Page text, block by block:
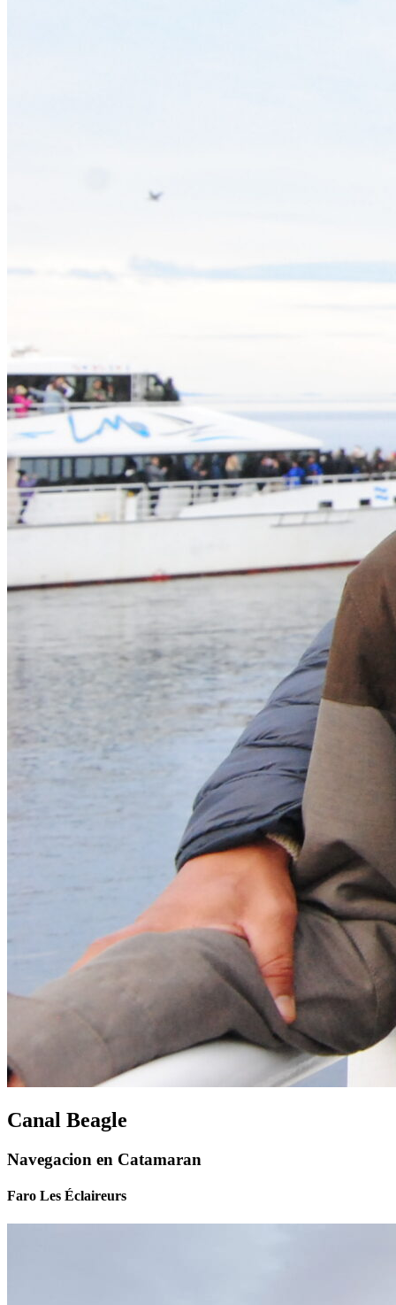
Canal Beagle
Navegacion en Catamaran
Faro Les Éclaireurs